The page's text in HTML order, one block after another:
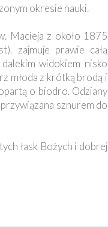
okresie nauki.
Macieja z około 1875
zajmuje prawie całą
widokiem nisko
młoda z krótką brodą i
o biodro. Odziany
sznurem do
łask Bożych i dobrej